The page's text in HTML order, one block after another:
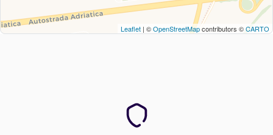
Leaflet | ©OpenStreetMapcontributors ©CARTO